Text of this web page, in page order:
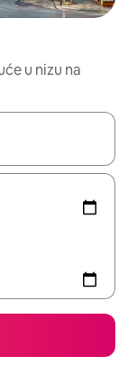
u nizu na
pregledati